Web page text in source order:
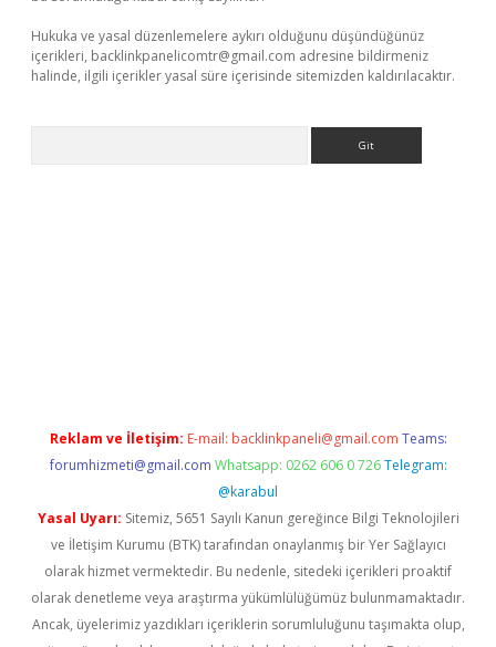
Hukuka ve yasal düzenlemelere aykırı olduğunu düşündüğünüz
içerikleri, backlinkpanelicomtr@gmail.com adresine bildirmeniz
halinde, ilgili içerikler yasal süre içerisinde sitemizden kaldırılacaktır.
Reklam ve İletişim: E-mail: backlinkpaneli@gmail.com Teams:
forumhizmeti@gmail.com Whatsapp: 0262 606 0 726 Telegram:
@karabul
Yasal Uyarı: Sitemiz, 5651 Sayılı Kanun gereğince Bilgi Teknolojileri
ve İletişim Kurumu (BTK) tarafından onaylanmış bir Yer Sağlayıcı
olarak hizmet vermektedir. Bu nedenle, sitedeki içerikleri proaktif
olarak denetleme veya araştırma yükümlülüğümüz bulunmamaktadır.
Ancak, üyelerimiz yazdıkları içeriklerin sorumluluğunu taşımakta olup,